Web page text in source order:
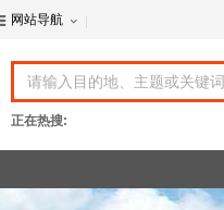
网站导航
正在热搜: